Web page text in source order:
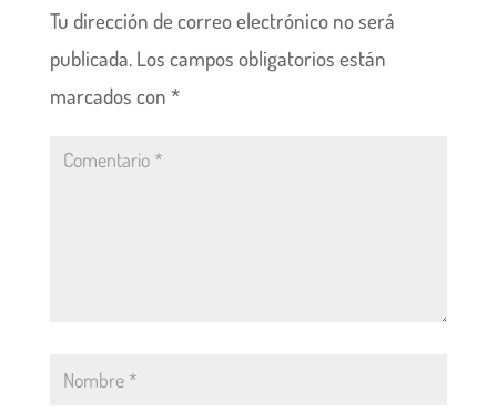
Tu dirección de correo electrónico no será
publicada. Los campos obligatorios están
marcados con *